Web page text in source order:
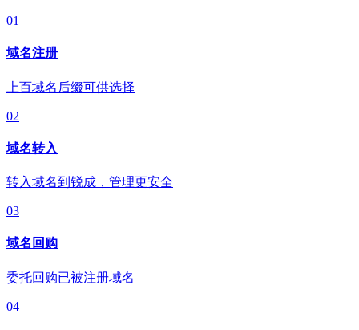
01
域名注册
上百域名后缀可供选择
02
域名转入
转入域名到锐成，管理更安全
03
域名回购
委托回购已被注册域名
04